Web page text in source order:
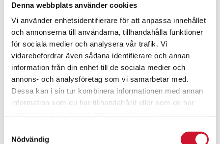
Denna webbplats använder cookies
Vi använder enhetsidentifierare för att anpassa innehållet
och annonserna till användarna, tillhandahålla funktioner
för sociala medier och analysera vår trafik. Vi
vidarebefordrar även sådana identifierare och annan
information från din enhet till de sociala medier och
annons- och analysföretag som vi samarbetar med.
Dessa kan i sin tur kombinera informationen med annan
information som du har tillhandahållit eller som de har
Nödvändig